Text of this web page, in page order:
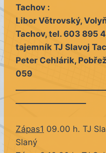
Tachov :
Libor Větrovský,
Tachov, tel. 603 895
tajemník TJ Slavoj
Peter Cehlárik,
059
Zápas1 09.00 h. TJ
Slaný